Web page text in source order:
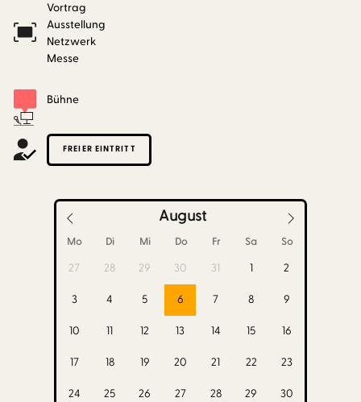
Vortrag
Ausstellung
Netzwerk
Messe
Bühne
FREIER EINTRITT
August
Mo Di Mi Do Fr Sa So
27 28 29 30 31 1 2
3 4 5 6 7 8 9
10 11 12 13 14 15 16
17 18 19 20 21 22 23
24 25 26 27 28 29 30